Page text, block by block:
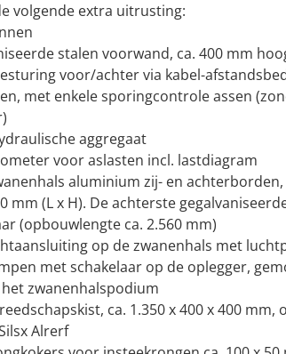
volgende extra uitrusting:
stalen voorwand, ca. 400 mm
voor/achter via kabel-
met enkele sporingcontrole assen
aggregaat
voor aslasten incl. lastdiagram
aluminium zij- en achterborden,
mm (L x H). De achterste
(opbouwlengte ca. 2.560 mm)
op de zwanenhals met
met schakelaar op de oplegger,
zwanenhalspodium
ca. 1.350 x 400 x 400 mm,
Alrerf